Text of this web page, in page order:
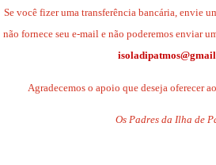
Se você fizer uma transferência bancária, envie
não fornece seu e-mail e não poderemos enviar
Agradecemos o apoio que deseja oferecer
Os Padres da Ilha de